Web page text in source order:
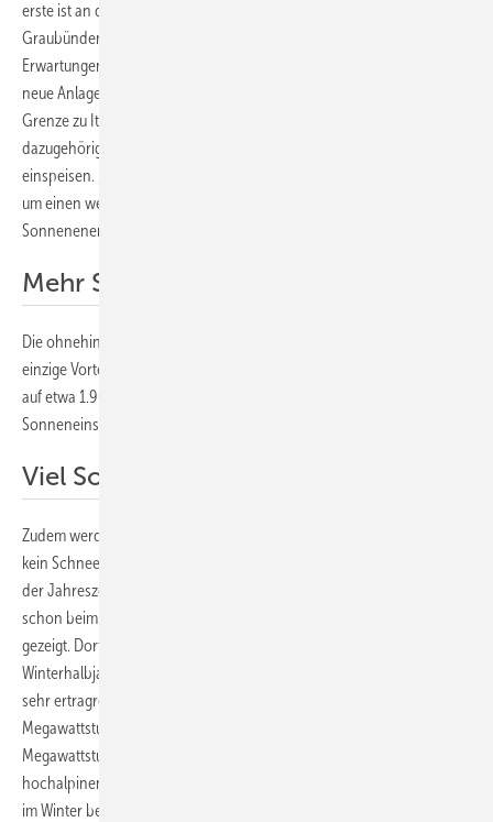
erste ist an der Staumauer des Albignasees, ebenfalls im Kanton
Graubünden. Diese Anlage ist seit einem Jahr in Betrieb und hat die
Erwartungen des EWZ voll erfüllt, so dass die Prognosen auch für die
neue Anlage gut sind. Wie dort wird auch am Lago di Lei, direkt an der
Grenze zu Italien, der Strom über die Netzanbindung des
dazugehörigen Wasserkraftanlage des Kraftwerks Hinterrhein (KHR)
einspeisen. „Damit wird die bestehende Infrastruktur optimal genutzt,
um einen weiteren Beitrag an die Stromproduktion aus
Sonnenenergie zu leisten“, betont Guido Conrad, Direktor des KHR.
Mehr Sonneneinstrahlung
Die ohnehin schon vorhandene Netzanbindung ist aber nicht der
einzige Vorteil der Anlagen an Staumauern hoch in den Alpen. Denn
auf etwa 1.900 Metern über dem Meeresspiegel ist die
Sonneneinstrahlung um 25 Prozent höher als im Schweizer Tiefland.
Viel Solarstrom im Winter
Zudem werden die Module senkrecht angebracht, so dass im Winter
kein Schnee auf ihnen liegenbleibt. Das erhöht den Ertrag vor allem in
der Jahreszeit, in der am meisten Strom gebraucht wird. Dies hat sich
schon beim Betrieb der Anlage an der Staumauer des Albignasees
gezeigt. Dort wurden etwa 50 Prozent des gesamten Stroms im
Winterhalbjahr erzeugt. Vor allem die Monate März und April waren
sehr ertragreich. So produzierte die Anlage im ersten Betriebsjahr 527
Megawattstunden Solarstrom. Prognostiziert waren 509
Megawattstunden. „Die gemessenen Werte belegen die Effizienz von
hochalpinen Anlagen und dass sie positiv zur Versorgungssicherheit
im Winter beitragen“, erklärt Philippe Heinzer, Geschäftsbereichsleiter